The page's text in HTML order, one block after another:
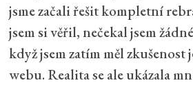
jsme začali řešit kompletní
jsem si věřil, nečekal jsem
když jsem zatím měl zkušenost
webu. Realita se ale ukázala